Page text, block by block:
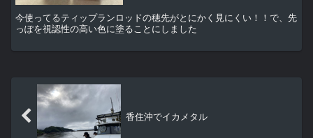
今使ってるティップランロッドの穂先がとにかく見にくい！！で、先
っぽを視認性の高い色に塗ることにしました
香住沖でイカメタル